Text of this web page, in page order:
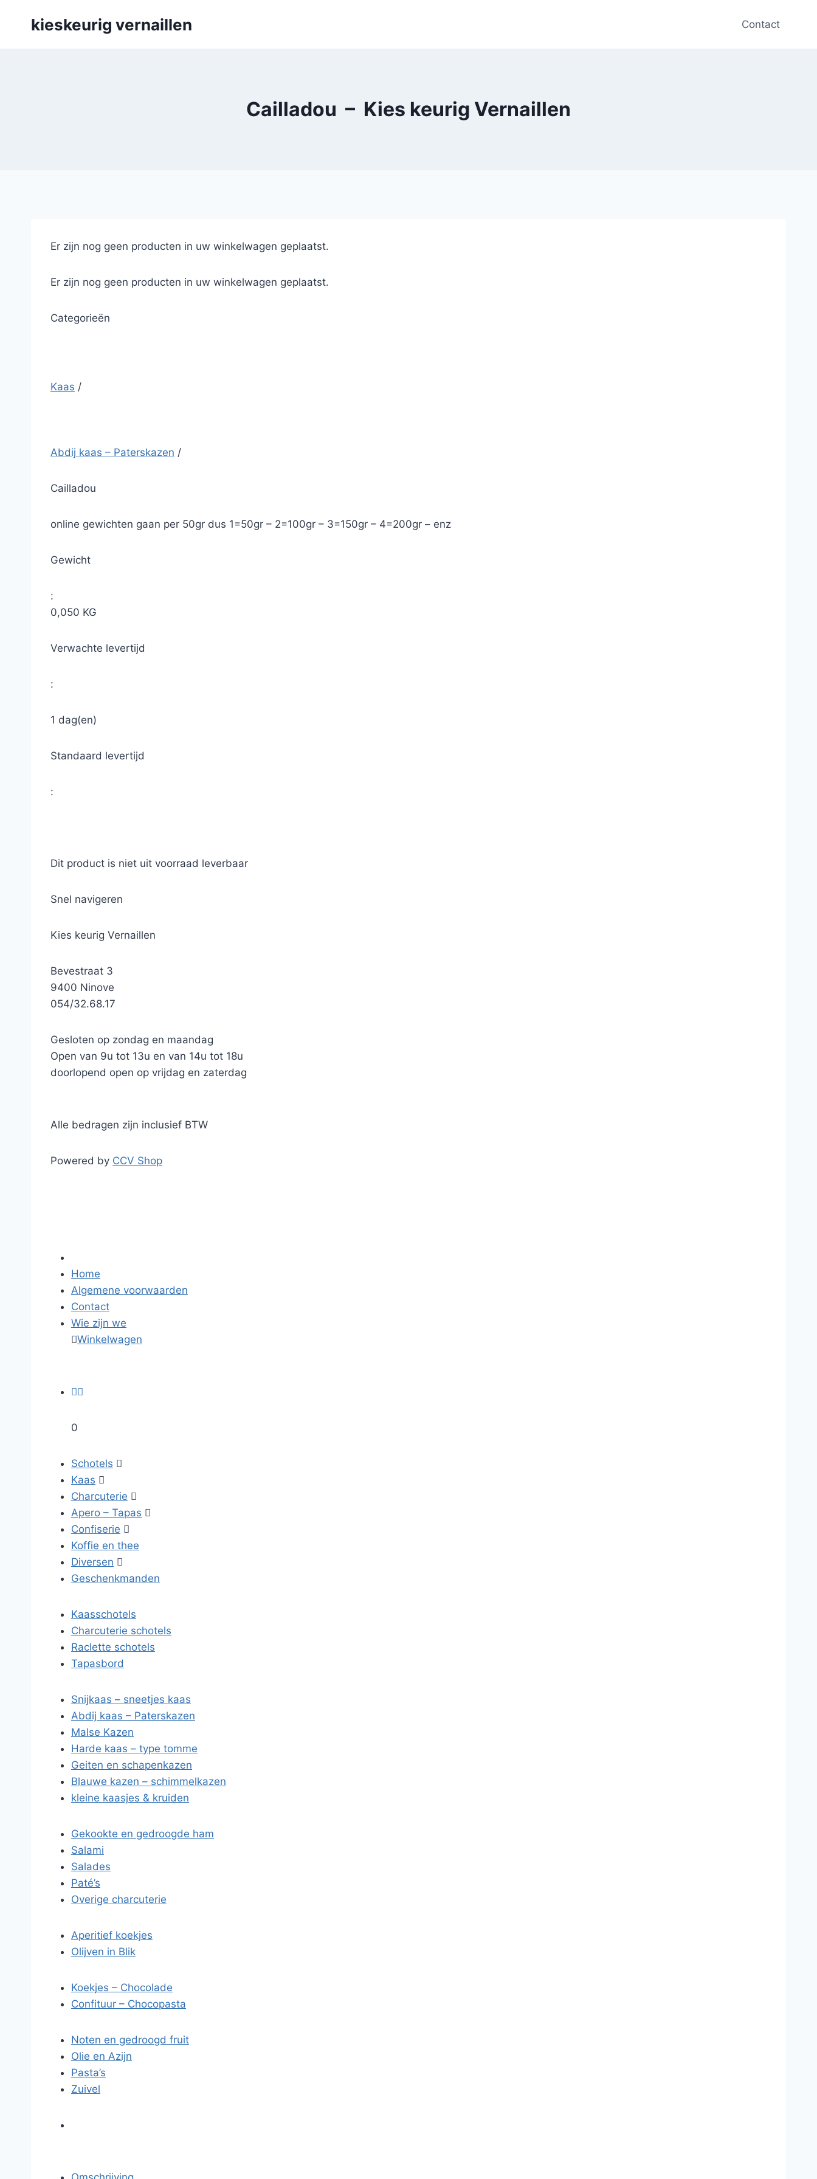
kieskeurig vernaillen Contact
Cailladou – Kies keurig Vernaillen
Er zijn nog geen producten in uw winkelwagen geplaatst.
Er zijn nog geen producten in uw winkelwagen geplaatst.
Categorieën
Kaas /
Abdij kaas – Paterskazen /
Cailladou
online gewichten gaan per 50gr dus 1=50gr – 2=100gr – 3=150gr – 4=200gr – enz
Gewicht
:
0,050 KG
Verwachte levertijd
:
1 dag(en)
Standaard levertijd
:
Dit product is niet uit voorraad leverbaar
Snel navigeren
Kies keurig Vernaillen
Bevestraat 3
9400 Ninove
054/32.68.17
Gesloten op zondag en maandag
Open van 9u tot 13u en van 14u tot 18u
doorlopend open op vrijdag en zaterdag
Alle bedragen zijn inclusief BTW
Powered by CCV Shop
Home
Algemene voorwaarden
Contact
Wie zijn we
Winkelwagen

0
Schotels 
Kaas 
Charcuterie 
Apero – Tapas 
Confiserie 
Koffie en thee
Diversen 
Geschenkmanden
Kaasschotels
Charcuterie schotels
Raclette schotels
Tapasbord
Snijkaas – sneetjes kaas
Abdij kaas – Paterskazen
Malse Kazen
Harde kaas – type tomme
Geiten en schapenkazen
Blauwe kazen – schimmelkazen
kleine kaasjes & kruiden
Gekookte en gedroogde ham
Salami
Salades
Paté’s
Overige charcuterie
Aperitief koekjes
Olijven in Blik
Koekjes – Chocolade
Confituur – Chocopasta
Noten en gedroogd fruit
Olie en Azijn
Pasta’s
Zuivel